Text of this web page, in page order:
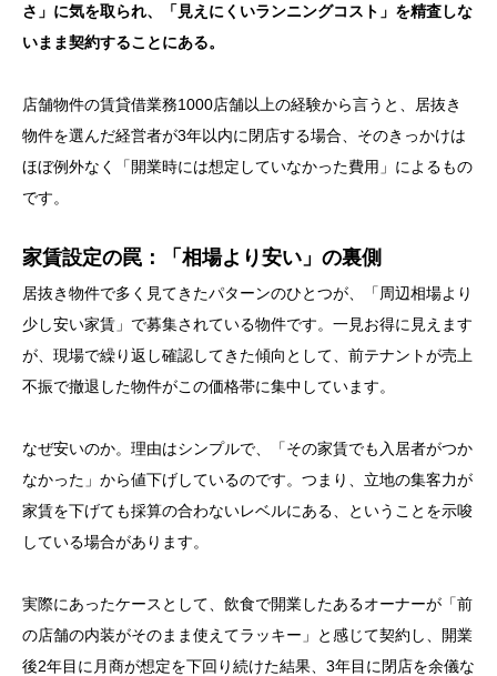
さ」に気を取られ、「見えにくいランニングコスト」を精査しな
いまま契約することにある。
店舗物件の賃貸借業務1000店舗以上の経験から言うと、居抜き
物件を選んだ経営者が3年以内に閉店する場合、そのきっかけは
ほぼ例外なく「開業時には想定していなかった費用」によるもの
です。
家賃設定の罠：「相場より安い」の裏側
居抜き物件で多く見てきたパターンのひとつが、「周辺相場より
少し安い家賃」で募集されている物件です。一見お得に見えます
が、現場で繰り返し確認してきた傾向として、前テナントが売上
不振で撤退した物件がこの価格帯に集中しています。
なぜ安いのか。理由はシンプルで、「その家賃でも入居者がつか
なかった」から値下げしているのです。つまり、立地の集客力が
家賃を下げても採算の合わないレベルにある、ということを示唆
している場合があります。
実際にあったケースとして、飲食で開業したあるオーナーが「前
の店舗の内装がそのまま使えてラッキー」と感じて契約し、開業
後2年目に月商が想定を下回り続けた結果、3年目に閉店を余儀な